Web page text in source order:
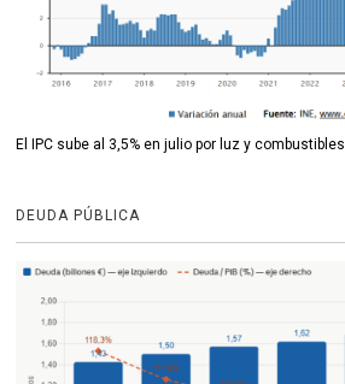
El IPC sube al 3,5% en julio por luz y combustibles
DEUDA PÚBLICA